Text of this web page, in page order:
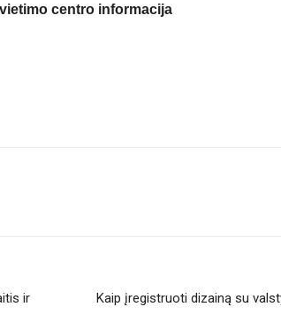
centro informacija
ir
Kaip įregistruoti dizainą su